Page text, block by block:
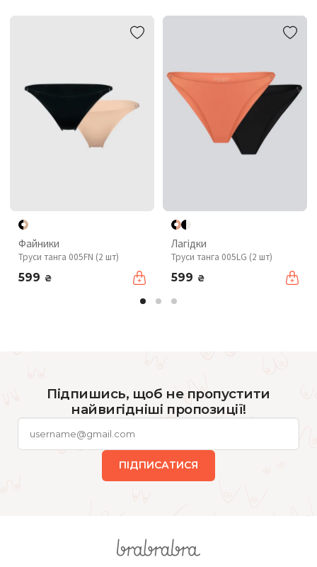
Файники
Труси танга 005FN (2 шт)
599 ₴
Лагідки
Труси танга 005LG (2 шт)
599 ₴
Підпишись, щоб не пропустити
найвигідніші пропозиції!
ПІДПИСАТИСЯ